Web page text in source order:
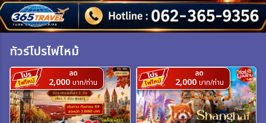
ระหว่าง
ค้นหา
ทัวร์โปรไฟไหม้
ลด
2,000 บาท/ท่าน
ลด
2,000 บาท/ท่าน